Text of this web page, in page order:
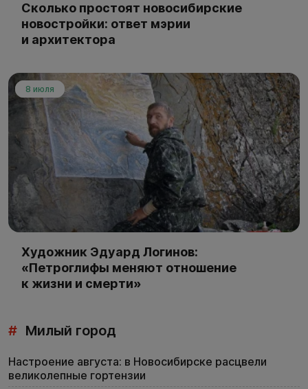
Сколько простоят новосибирские
новостройки: ответ мэрии
и архитектора
8 июля
Художник Эдуард Логинов:
«Петроглифы меняют отношение
к жизни и смерти»
# Милый город
Настроение августа: в Новосибирске расцвели
великолепные гортензии